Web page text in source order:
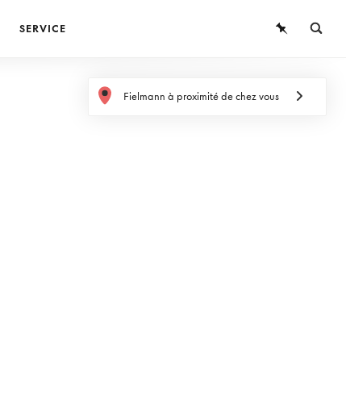
SERVICE
Fielmann à proximité de chez vous